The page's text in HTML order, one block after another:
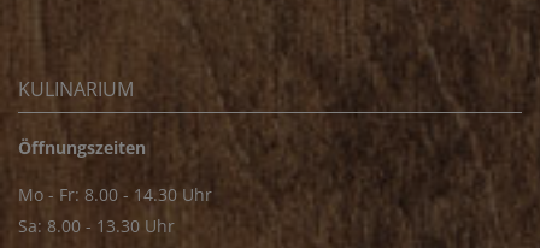
KULINARIUM
Öffnungszeiten
Mo - Fr: 8.00 - 14.30 Uhr
Sa: 8.00 - 13.30 Uhr